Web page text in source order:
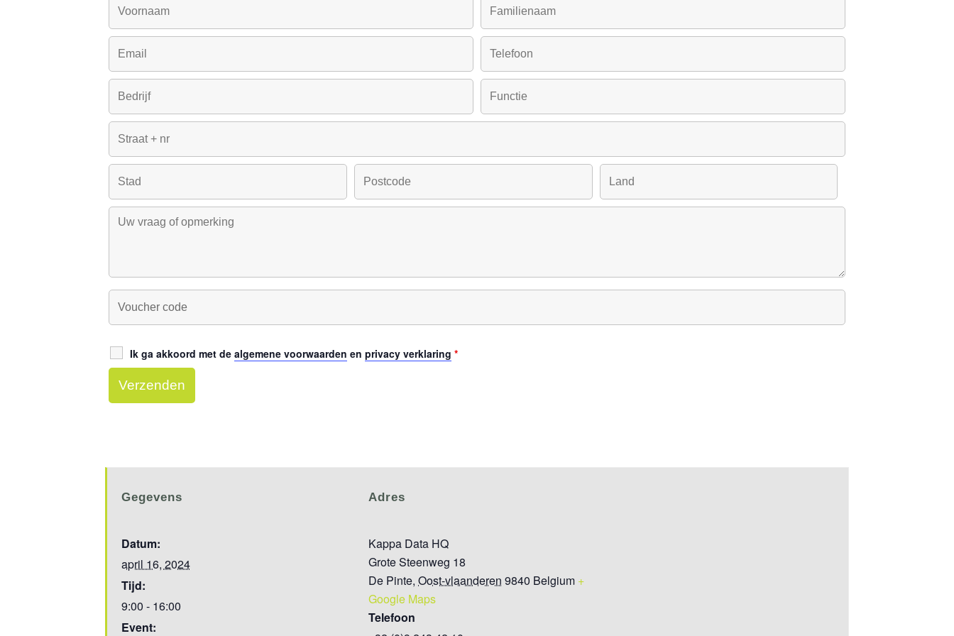
Ik ga akkoord met de algemene voorwaarden en privacy verklaring *
Gegevens
Datum:
april 16, 2024
Tijd:
9:00 - 16:00
Event:
Adres
Kappa Data HQ
Grote Steenweg 18
De Pinte, Oost-vlaanderen 9840 Belgium +
Google Maps
Telefoon